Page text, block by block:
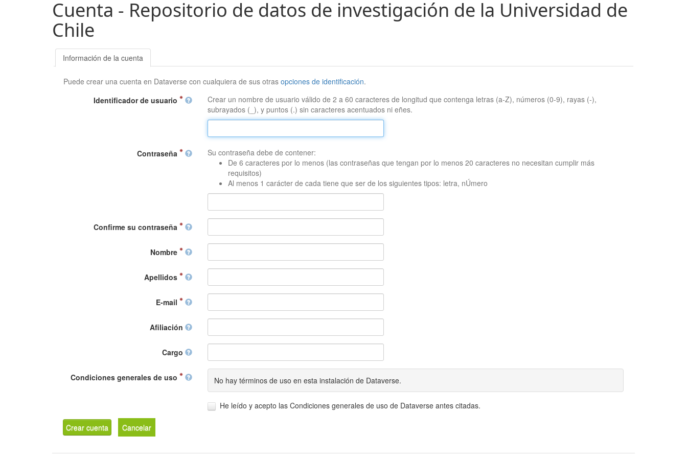
Cuenta - Repositorio de datos de investigación de la Universidad de
Chile
Información de la cuenta
Puede crear una cuenta en Dataverse con cualquiera de sus otrasopciones de identificación.
Identificador de usuario
Crear un nombre de usuario válido de 2 a 60 caracteres de longitud que contenga letras (a-Z), números (0-9), rayas (-),
subrayados (_), y puntos (.) sin caracteres acentuados ni eñes.
Contraseña
Su contraseña debe de contener:
De 6 caracteres por lo menos (las contraseñas que tengan por lo menos 20 caracteres no necesitan cumplir más
requisitos)
Al menos 1 carácter de cada tiene que ser de los siguientes tipos: letra, nÚmero
Confirme su contraseña
Nombre
Apellidos
E-mail
Afiliación
Cargo
Condiciones generales de uso No hay términos de uso en esta instalación de Dataverse.
He leído y acepto las Condiciones generales de uso de Dataverse antes citadas.
Crear cuenta Cancelar